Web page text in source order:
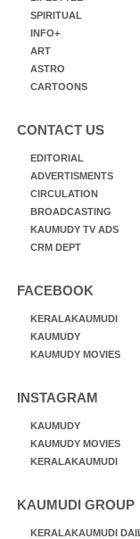
SPIRITUAL
INFO+
ART
ASTRO
CARTOONS
CONTACT US
EDITORIAL
ADVERTISMENTS
CIRCULATION
BROADCASTING
KAUMUDY TV ADS
CRM DEPT
FACEBOOK
KERALAKAUMUDI
KAUMUDY
KAUMUDY MOVIES
INSTAGRAM
KAUMUDY
KAUMUDY MOVIES
KERALAKAUMUDI
KAUMUDI GROUP
KERALAKAUMUDI